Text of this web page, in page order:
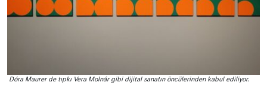
Dóra Maurer de tıpkı Vera Molnár gibi dijital sanatın öncülerinden kabul ediliyor.